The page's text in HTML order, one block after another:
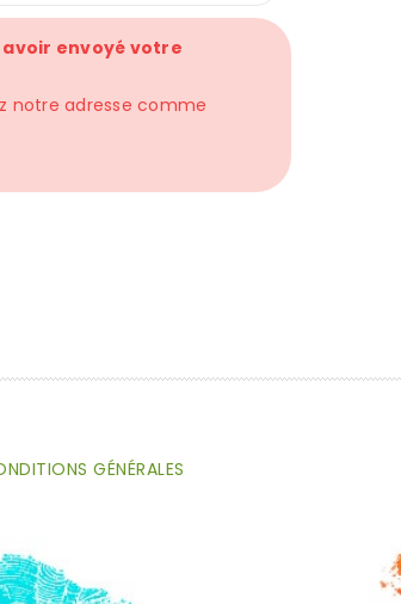
envoyé votre
notre adresse comme
GÉNÉRALES